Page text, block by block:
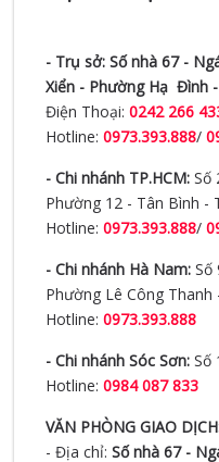
- Trụ sở: Số nhà 67 -
Xiển - Phường Hạ Đình
Điện Thoại: 0242 266
Hotline: 0973.393.888/
- Chi nhánh TP.HCM:Số
Phường 12 - Tân Bình -
Hotline: 0973.393.888/
- Chi nhánh Hà Nam:Số
Phường Lê Công
Hotline: 0973.393.888
- Chi nhánh Sóc Sơn:Số
Hotline: 0984 087 833
VĂN PHÒNG GIAO
- Địa chỉ: Số nhà 67 -